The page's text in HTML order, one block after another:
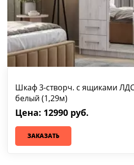
Шкаф 3-створч. с ящиками
белый (1,29м)
Цена: 12990 руб.
ЗАКАЗАТЬ